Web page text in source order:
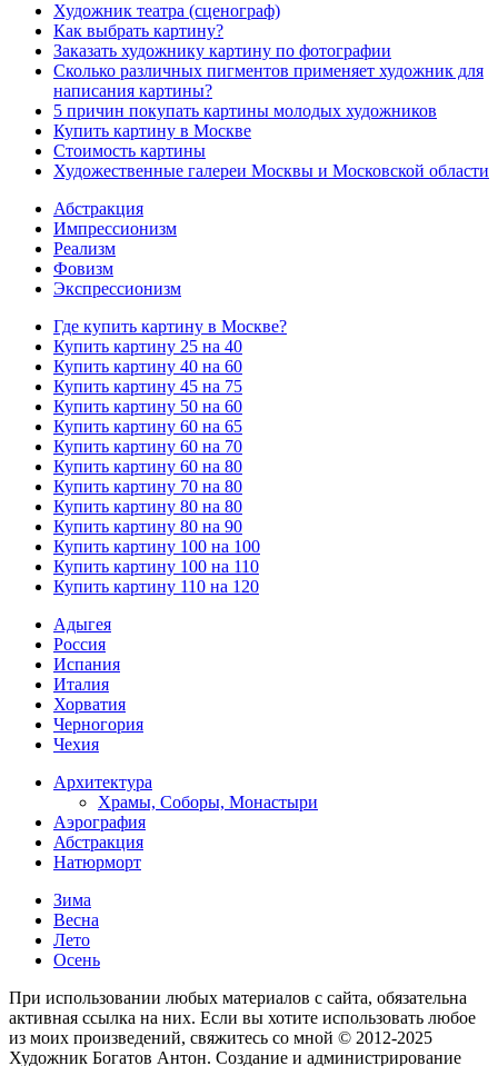
Художник театра (сценограф)
Как выбрать картину?
Заказать художнику картину по фотографии
Сколько различных пигментов применяет художник для
написания картины?
5 причин покупать картины молодых художников
Купить картину в Москве
Стоимость картины
Художественные галереи Москвы и Московской области
Абстракция
Импрессионизм
Реализм
Фовизм
Экспрессионизм
Где купить картину в Москве?
Купить картину 25 на 40
Купить картину 40 на 60
Купить картину 45 на 75
Купить картину 50 на 60
Купить картину 60 на 65
Купить картину 60 на 70
Купить картину 60 на 80
Купить картину 70 на 80
Купить картину 80 на 80
Купить картину 80 на 90
Купить картину 100 на 100
Купить картину 100 на 110
Купить картину 110 на 120
Адыгея
Россия
Испания
Италия
Хорватия
Черногория
Чехия
Архитектура
Храмы, Соборы, Монастыри
Аэрография
Абстракция
Натюрморт
Зима
Весна
Лето
Осень
При использовании любых материалов с сайта, обязательна
активная ссылка на них. Если вы хотите использовать любое
из моих произведений, свяжитесь со мной © 2012-2025
Художник Богатов Антон. Cоздание и администрирование